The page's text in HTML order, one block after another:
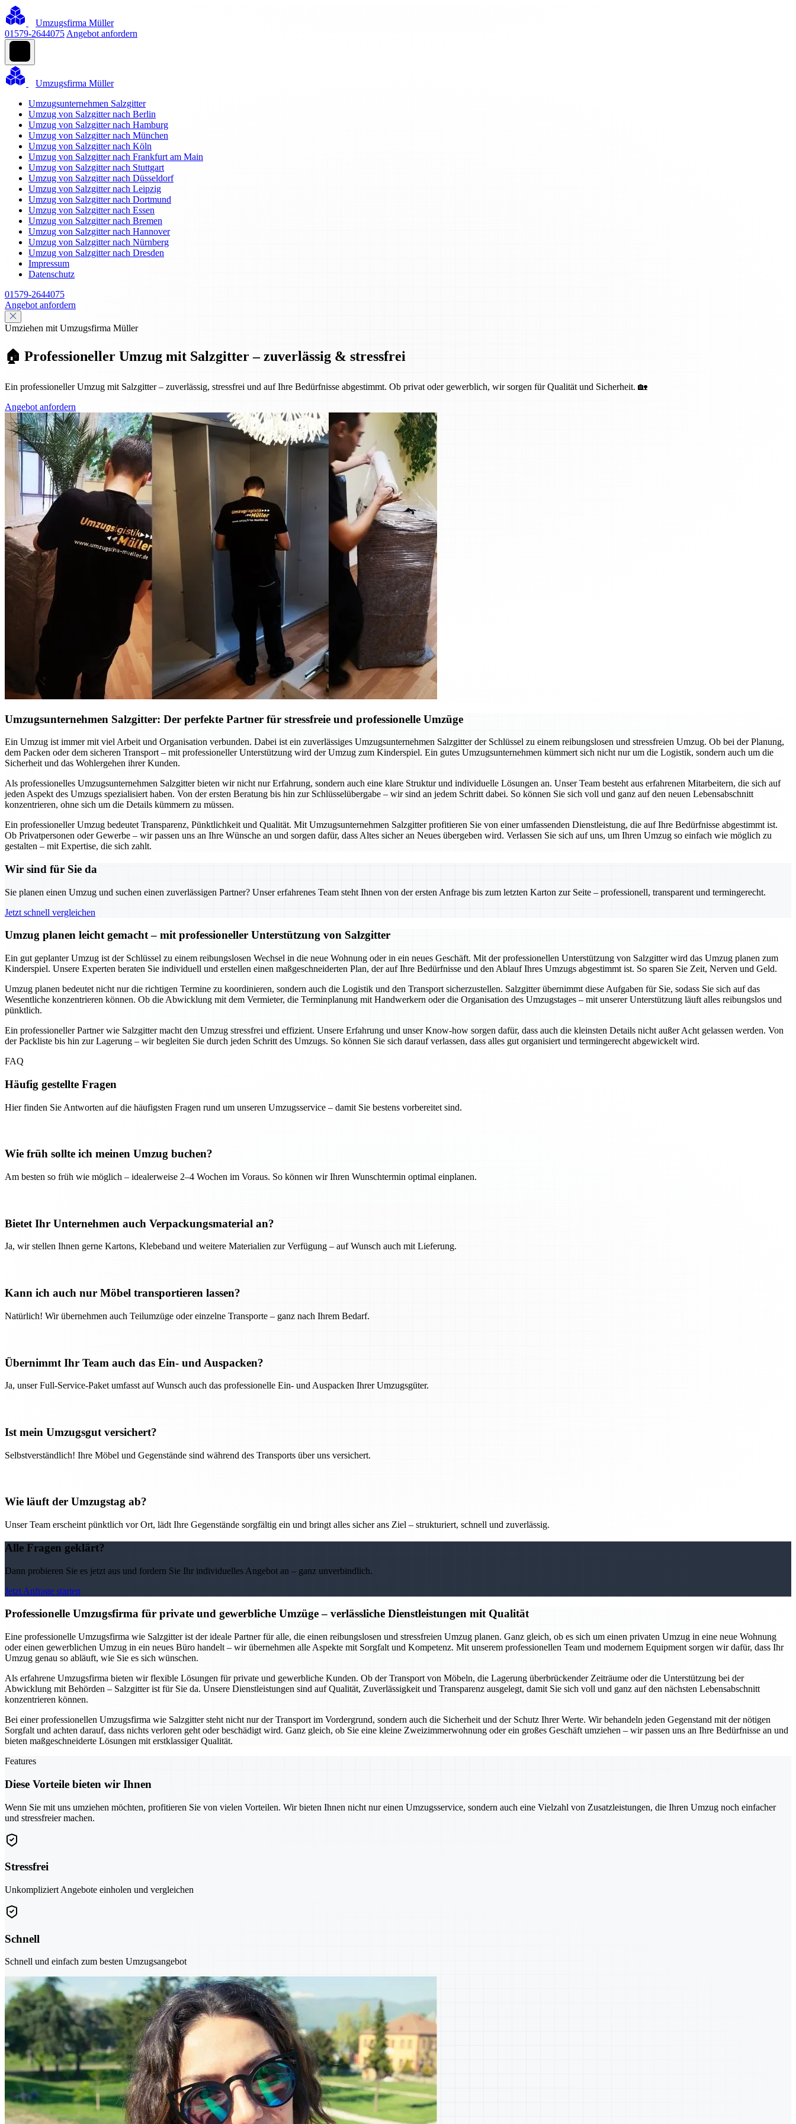
Umzugsfirma Müller
01579-2644075 Angebot anfordern
Umzugsfirma Müller
Umzugsunternehmen Salzgitter
Umzug von Salzgitter nach Berlin
Umzug von Salzgitter nach Hamburg
Umzug von Salzgitter nach München
Umzug von Salzgitter nach Köln
Umzug von Salzgitter nach Frankfurt am Main
Umzug von Salzgitter nach Stuttgart
Umzug von Salzgitter nach Düsseldorf
Umzug von Salzgitter nach Leipzig
Umzug von Salzgitter nach Dortmund
Umzug von Salzgitter nach Essen
Umzug von Salzgitter nach Bremen
Umzug von Salzgitter nach Hannover
Umzug von Salzgitter nach Nürnberg
Umzug von Salzgitter nach Dresden
Impressum
Datenschutz
01579-2644075
Angebot anfordern
Umziehen mit Umzugsfirma Müller
🏠 Professioneller Umzug mit Salzgitter – zuverlässig & stressfrei
Ein professioneller Umzug mit Salzgitter – zuverlässig, stressfrei und auf Ihre Bedürfnisse abgestimmt. Ob privat oder gewerblich, wir sorgen für Qualität und Sicherheit. 🏡
Angebot anfordern
Umzugsunternehmen Salzgitter: Der perfekte Partner für stressfreie und professionelle Umzüge
Ein Umzug ist immer mit viel Arbeit und Organisation verbunden. Dabei ist ein zuverlässiges Umzugsunternehmen Salzgitter der Schlüssel zu einem reibungslosen und stressfreien Umzug. Ob bei der Planung,
dem Packen oder dem sicheren Transport – mit professioneller Unterstützung wird der Umzug zum Kinderspiel. Ein gutes Umzugsunternehmen kümmert sich nicht nur um die Logistik, sondern auch um die
Sicherheit und das Wohlergehen ihrer Kunden.
Als professionelles Umzugsunternehmen Salzgitter bieten wir nicht nur Erfahrung, sondern auch eine klare Struktur und individuelle Lösungen an. Unser Team besteht aus erfahrenen Mitarbeitern, die sich auf
jeden Aspekt des Umzugs spezialisiert haben. Von der ersten Beratung bis hin zur Schlüsselübergabe – wir sind an jedem Schritt dabei. So können Sie sich voll und ganz auf den neuen Lebensabschnitt
konzentrieren, ohne sich um die Details kümmern zu müssen.
Ein professioneller Umzug bedeutet Transparenz, Pünktlichkeit und Qualität. Mit Umzugsunternehmen Salzgitter profitieren Sie von einer umfassenden Dienstleistung, die auf Ihre Bedürfnisse abgestimmt ist.
Ob Privatpersonen oder Gewerbe – wir passen uns an Ihre Wünsche an und sorgen dafür, dass Altes sicher an Neues übergeben wird. Verlassen Sie sich auf uns, um Ihren Umzug so einfach wie möglich zu
gestalten – mit Expertise, die sich zahlt.
Wir sind für Sie da
Sie planen einen Umzug und suchen einen zuverlässigen Partner? Unser erfahrenes Team steht Ihnen von der ersten Anfrage bis zum letzten Karton zur Seite – professionell, transparent und termingerecht.
Jetzt schnell vergleichen
Umzug planen leicht gemacht – mit professioneller Unterstützung von Salzgitter
Ein gut geplanter Umzug ist der Schlüssel zu einem reibungslosen Wechsel in die neue Wohnung oder in ein neues Geschäft. Mit der professionellen Unterstützung von Salzgitter wird das Umzug planen zum
Kinderspiel. Unsere Experten beraten Sie individuell und erstellen einen maßgeschneiderten Plan, der auf Ihre Bedürfnisse und den Ablauf Ihres Umzugs abgestimmt ist. So sparen Sie Zeit, Nerven und Geld.
Umzug planen bedeutet nicht nur die richtigen Termine zu koordinieren, sondern auch die Logistik und den Transport sicherzustellen. Salzgitter übernimmt diese Aufgaben für Sie, sodass Sie sich auf das
Wesentliche konzentrieren können. Ob die Abwicklung mit dem Vermieter, die Terminplanung mit Handwerkern oder die Organisation des Umzugstages – mit unserer Unterstützung läuft alles reibungslos und
pünktlich.
Ein professioneller Partner wie Salzgitter macht den Umzug stressfrei und effizient. Unsere Erfahrung und unser Know-how sorgen dafür, dass auch die kleinsten Details nicht außer Acht gelassen werden. Von
der Packliste bis hin zur Lagerung – wir begleiten Sie durch jeden Schritt des Umzugs. So können Sie sich darauf verlassen, dass alles gut organisiert und termingerecht abgewickelt wird.
FAQ
Häufig gestellte Fragen
Hier finden Sie Antworten auf die häufigsten Fragen rund um unseren Umzugsservice – damit Sie bestens vorbereitet sind.
Wie früh sollte ich meinen Umzug buchen?
Am besten so früh wie möglich – idealerweise 2–4 Wochen im Voraus. So können wir Ihren Wunschtermin optimal einplanen.
Bietet Ihr Unternehmen auch Verpackungsmaterial an?
Ja, wir stellen Ihnen gerne Kartons, Klebeband und weitere Materialien zur Verfügung – auf Wunsch auch mit Lieferung.
Kann ich auch nur Möbel transportieren lassen?
Natürlich! Wir übernehmen auch Teilumzüge oder einzelne Transporte – ganz nach Ihrem Bedarf.
Übernimmt Ihr Team auch das Ein- und Auspacken?
Ja, unser Full-Service-Paket umfasst auf Wunsch auch das professionelle Ein- und Auspacken Ihrer Umzugsgüter.
Ist mein Umzugsgut versichert?
Selbstverständlich! Ihre Möbel und Gegenstände sind während des Transports über uns versichert.
Wie läuft der Umzugstag ab?
Unser Team erscheint pünktlich vor Ort, lädt Ihre Gegenstände sorgfältig ein und bringt alles sicher ans Ziel – strukturiert, schnell und zuverlässig.
Alle Fragen geklärt?
Dann probieren Sie es jetzt aus und fordern Sie Ihr individuelles Angebot an – ganz unverbindlich.
Jetzt Anfrage starten
Professionelle Umzugsfirma für private und gewerbliche Umzüge – verlässliche Dienstleistungen mit Qualität
Eine professionelle Umzugsfirma wie Salzgitter ist der ideale Partner für alle, die einen reibungslosen und stressfreien Umzug planen. Ganz gleich, ob es sich um einen privaten Umzug in eine neue Wohnung
oder einen gewerblichen Umzug in ein neues Büro handelt – wir übernehmen alle Aspekte mit Sorgfalt und Kompetenz. Mit unserem professionellen Team und modernem Equipment sorgen wir dafür, dass Ihr
Umzug genau so abläuft, wie Sie es sich wünschen.
Als erfahrene Umzugsfirma bieten wir flexible Lösungen für private und gewerbliche Kunden. Ob der Transport von Möbeln, die Lagerung überbrückender Zeiträume oder die Unterstützung bei der
Abwicklung mit Behörden – Salzgitter ist für Sie da. Unsere Dienstleistungen sind auf Qualität, Zuverlässigkeit und Transparenz ausgelegt, damit Sie sich voll und ganz auf den nächsten Lebensabschnitt
konzentrieren können.
Bei einer professionellen Umzugsfirma wie Salzgitter steht nicht nur der Transport im Vordergrund, sondern auch die Sicherheit und der Schutz Ihrer Werte. Wir behandeln jeden Gegenstand mit der nötigen
Sorgfalt und achten darauf, dass nichts verloren geht oder beschädigt wird. Ganz gleich, ob Sie eine kleine Zweizimmerwohnung oder ein großes Geschäft umziehen – wir passen uns an Ihre Bedürfnisse an und
bieten maßgeschneiderte Lösungen mit erstklassiger Qualität.
Features
Diese Vorteile bieten wir Ihnen
Wenn Sie mit uns umziehen möchten, profitieren Sie von vielen Vorteilen. Wir bieten Ihnen nicht nur einen Umzugsservice, sondern auch eine Vielzahl von Zusatzleistungen, die Ihren Umzug noch einfacher
und stressfreier machen.
Stressfrei
Unkompliziert Angebote einholen und vergleichen
Schnell
Schnell und einfach zum besten Umzugsangebot